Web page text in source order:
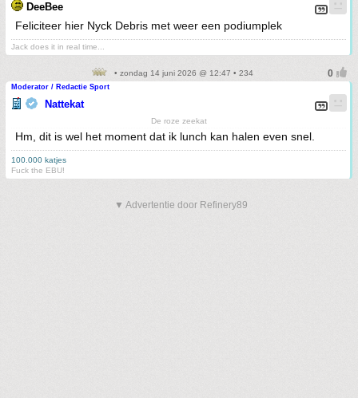
DeeBee
Feliciteer hier Nyck Debris met weer een podiumplek
Jack does it in real time...
• zondag 14 juni 2026 @ 12:47 • 234
Moderator / Redactie Sport
Nattekat
De roze zeekat
Hm, dit is wel het moment dat ik lunch kan halen even snel.
100.000 katjes
Fuck the EBU!
▼ Advertentie door Refinery89